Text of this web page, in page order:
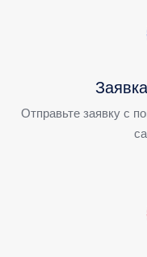
Отправьте заявку с